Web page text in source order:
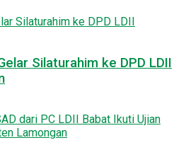
Silaturahim ke DPD LDII